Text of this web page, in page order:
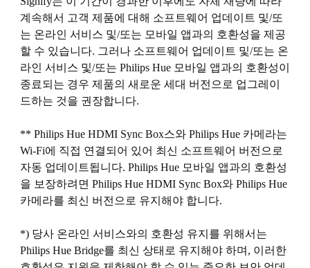
계속해서 고객 제품에 대해 소프트웨어 업데이트 및/또
는 온라인 서비스 및/또는 모바일 앱과의 호환성을 제공
할 수 있습니다. 그러나 소프트웨어 업데이트 및/또는 온
라인 서비스 및/또는 Philips Hue 모바일 앱과의 호환성이
종료되는 경우 제품의 새로운 세대 버전으로 업그레이
드하는 것을 권장합니다.
** Philips Hue HDMI Sync Box스와 Philips Hue 카메라는
Wi-Fi에 직접 연결되어 있어 최신 소프트웨어 버전으로
자동 업데이트됩니다. Philips Hue 모바일 앱과의 호환성
을 보장하려면 Philips Hue HDMI Sync Box와 Philips Hue
카메라를 최신 버전으로 유지해야 합니다.
*) 당사 온라인 서비스와의 호환성 유지를 위해서는
Philips Hue Bridge를 최신 상태로 유지해야 하며, 이러한